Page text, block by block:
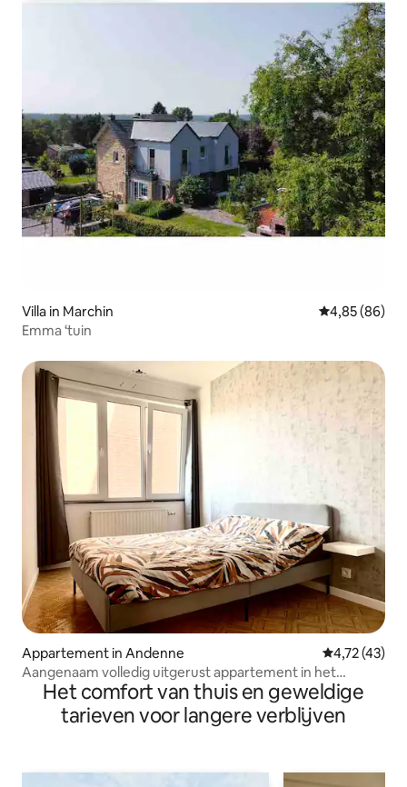
Villa in Marchin Gemiddelde
4,85 (86)
Emma ‘tuin
Appartement in Andenne Gemiddelde
4,72 (43)
Aangenaam volledig uitgerust appartement in het
centrum
Het comfort van thuis en geweldige
tarieven voor langere verblijven